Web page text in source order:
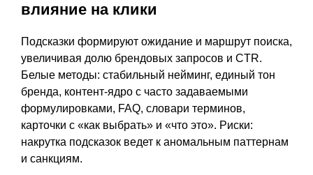
влияние на клики
Подсказки формируют ожидание и маршрут поиска,
увеличивая долю брендовых запросов и CTR.
Белые методы: стабильный нейминг, единый тон
бренда, контент-ядро с часто задаваемыми
формулировками, FAQ, словари терминов,
карточки с «как выбрать» и «что это». Риски:
накрутка подсказок ведет к аномальным паттернам
и санкциям.